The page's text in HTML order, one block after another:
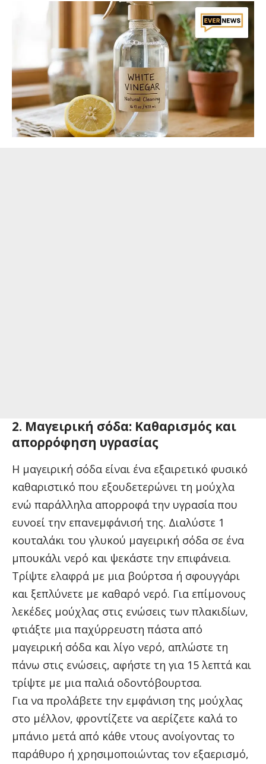
2. Μαγειρική σόδα: Καθαρισμός και
απορρόφηση υγρασίας
Η μαγειρική σόδα είναι ένα εξαιρετικό φυσικό
καθαριστικό που εξουδετερώνει τη μούχλα
ενώ παράλληλα απορροφά την υγρασία που
ευνοεί την επανεμφάνισή της. Διαλύστε 1
κουταλάκι του γλυκού μαγειρική σόδα σε ένα
μπουκάλι νερό και ψεκάστε την επιφάνεια.
Τρίψτε ελαφρά με μια βούρτσα ή σφουγγάρι
και ξεπλύνετε με καθαρό νερό. Για επίμονους
λεκέδες μούχλας στις ενώσεις των πλακιδίων,
φτιάξτε μια παχύρρευστη πάστα από
μαγειρική σόδα και λίγο νερό, απλώστε τη
πάνω στις ενώσεις, αφήστε τη για 15 λεπτά και
τρίψτε με μια παλιά οδοντόβουρτσα.
Για να προλάβετε την εμφάνιση της μούχλας
στο μέλλον, φροντίζετε να αερίζετε καλά το
μπάνιο μετά από κάθε ντους ανοίγοντας το
παράθυρο ή χρησιμοποιώντας τον εξαερισμό,